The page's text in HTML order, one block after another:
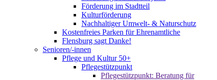
Förderung im Stadtteil
Kulturförderung
Nachhaltiger Umwelt- & Naturschutz
Kostenfreies Parken für Ehrenamtliche
Flensburg sagt Danke!
Senioren/-innen
Pflege und Kultur 50+
Pflegestützpunkt
Pflegestützpunkt: Beratung für